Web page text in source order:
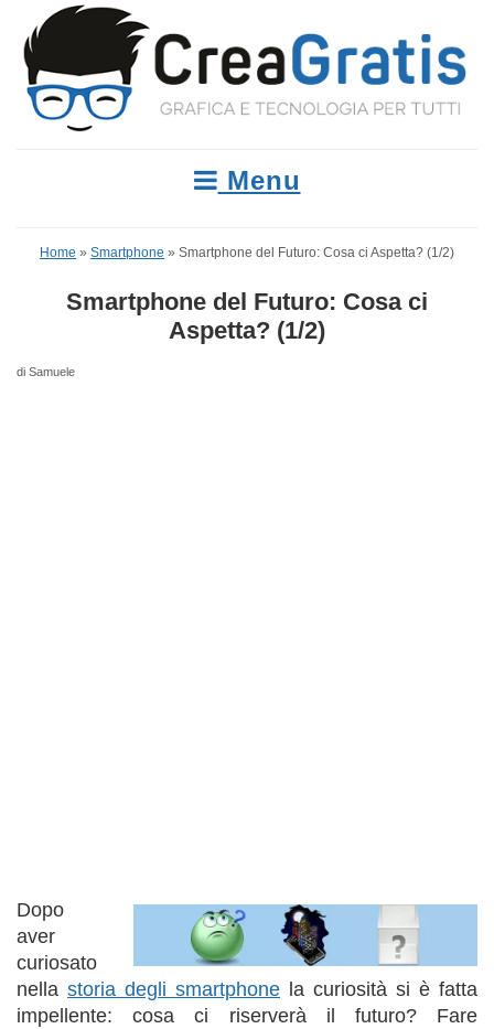
Menu
Home » Smartphone » Smartphone del Futuro: Cosa ci Aspetta? (1/2)
Smartphone del Futuro: Cosa ci
Aspetta? (1/2)
di Samuele
Dopo
aver
curiosato
nella storia degli smartphone la curiosità si è fatta
impellente: cosa ci riserverà il futuro? Fare